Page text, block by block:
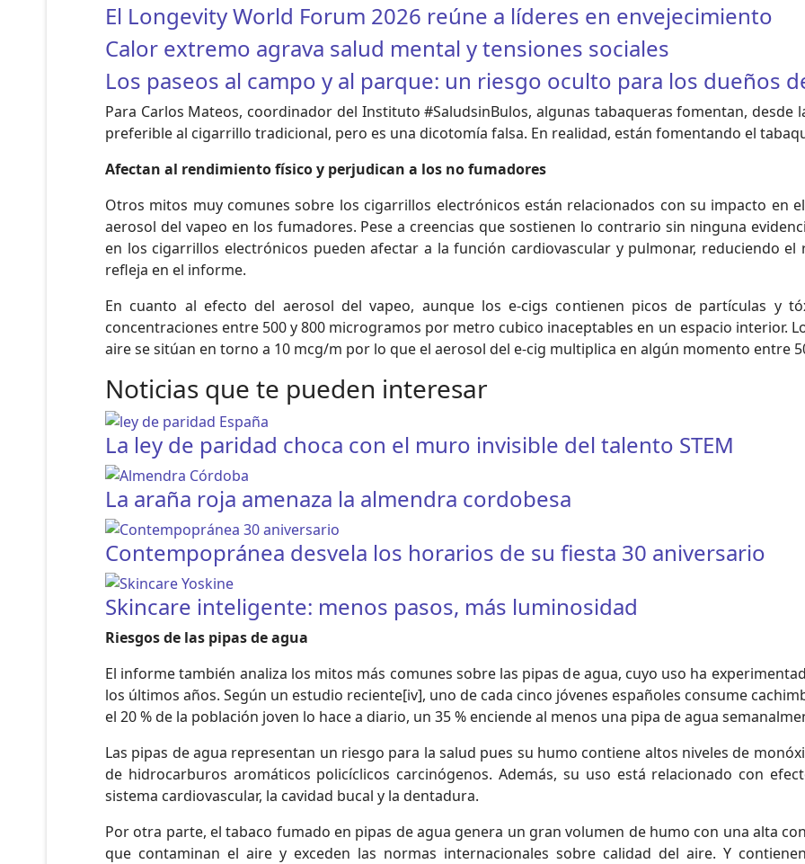
El Longevity World Forum 2026 reúne a líderes en envejecimiento
Calor extremo agrava salud mental y tensiones sociales
Los paseos al campo y al parque: un riesgo oculto para los dueños
Para Carlos Mateos, coordinador del Instituto #SaludsinBulos, algunas tabaqueras fomentan, desde
preferible al cigarrillo tradicional, pero es una dicotomía falsa. En realidad, están fomentando el
Afectan al rendimiento físico y perjudican a los no fumadores
Otros mitos muy comunes sobre los cigarrillos electrónicos están relacionados con su impacto en
aerosol del vapeo en los fumadores. Pese a creencias que sostienen lo contrario sin ninguna
en los cigarrillos electrónicos pueden afectar a la función cardiovascular y pulmonar, reduciendo
refleja en el informe.
En cuanto al efecto del aerosol del vapeo, aunque los e-cigs contienen picos de partículas y
concentraciones entre 500 y 800 microgramos por metro cubico inaceptables en un espacio interior.
aire se sitúan en torno a 10 mcg/m por lo que el aerosol del e-cig multiplica en algún momento entre
Noticias que te pueden interesar
La ley de paridad choca con el muro invisible del talento STEM
La araña roja amenaza la almendra cordobesa
Contempopránea desvela los horarios de su fiesta 30 aniversario
Skincare inteligente: menos pasos, más luminosidad
Riesgos de las pipas de agua
El informe también analiza los mitos más comunes sobre las pipas de agua, cuyo uso ha
los últimos años. Según un estudio reciente[iv], uno de cada cinco jóvenes españoles consume
el 20 % de la población joven lo hace a diario, un 35 % enciende al menos una pipa de agua
Las pipas de agua representan un riesgo para la salud pues su humo contiene altos niveles de
de hidrocarburos aromáticos policíclicos carcinógenos. Además, su uso está relacionado con
sistema cardiovascular, la cavidad bucal y la dentadura.
Por otra parte, el tabaco fumado en pipas de agua genera un gran volumen de humo con una alta
que contaminan el aire y exceden las normas internacionales sobre calidad del aire. Y